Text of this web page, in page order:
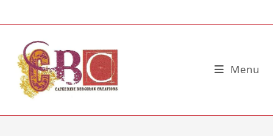
to
Menu